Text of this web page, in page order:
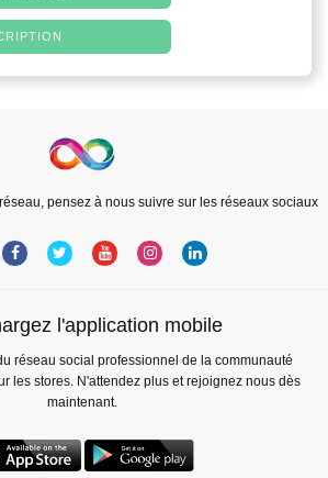
pensez à nous suivre sur les réseaux sociaux
l'application mobile
réseau social professionnel de la communauté
les stores. N'attendez plus et rejoignez nous dès
maintenant.